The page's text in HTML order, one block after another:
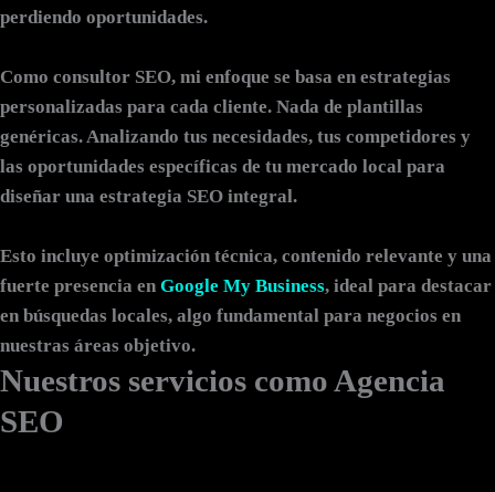
perdiendo oportunidades.
Como consultor SEO, mi enfoque se basa en estrategias
personalizadas para cada cliente. Nada de plantillas
genéricas. Analizando tus necesidades, tus competidores y
las oportunidades específicas de tu mercado local para
diseñar una estrategia SEO integral.
Esto incluye optimización técnica, contenido relevante y una
fuerte presencia en Google My Business, ideal para destacar
en búsquedas locales, algo fundamental para negocios en
nuestras áreas objetivo.
Nuestros servicios como Agencia
SEO